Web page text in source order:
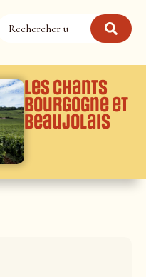
Les chants
Bourgogne et
Beaujolais